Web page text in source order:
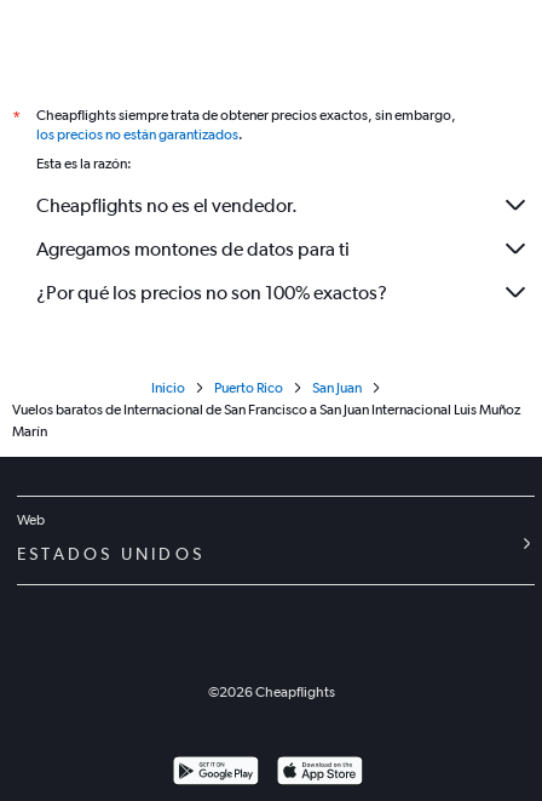
*
Cheapflights siempre trata de obtener precios exactos, sin embargo,
los precios no están garantizados.
Esta es la razón:
Cheapflights no es el vendedor.
Agregamos montones de datos para ti
¿Por qué los precios no son 100% exactos?
Inicio Puerto Rico
San Juan
Vuelos baratos de Internacional de San Francisco a San Juan Internacional Luis Muñoz
Marín
Web
ESTADOS UNIDOS
©2026Cheapflights